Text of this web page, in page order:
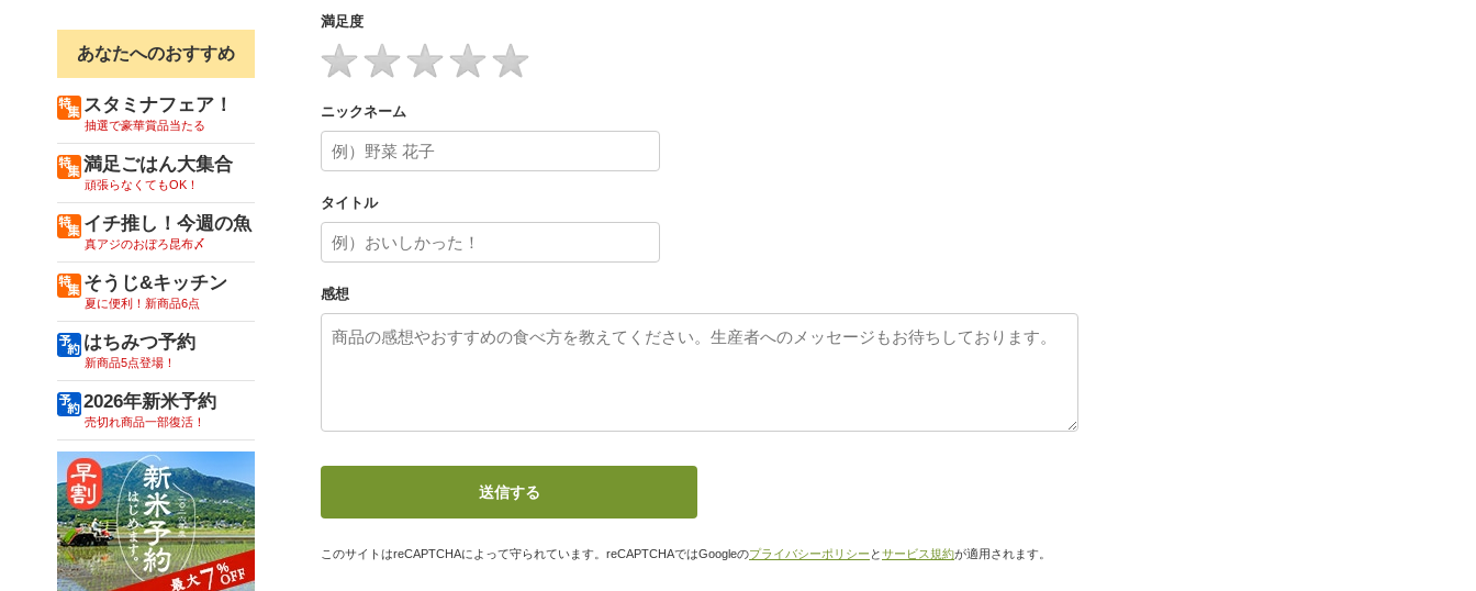
満足度
ニックネーム
タイトル
感想
このサイトはreCAPTCHAによって守られています。reCAPTCHAではGoogleのプライバシーポリシー とサービス規約が適用されます。
あなたへのおすすめ
スタミナフェア！
抽選で豪華賞品当たる
満足ごはん大集合
頑張らなくてもOK！
イチ推し！今週の魚
真アジのおぼろ昆布〆
そうじ&キッチン
夏に便利！新商品6点
はちみつ予約
新商品5点登場！
2026年新米予約
売切れ商品一部復活！